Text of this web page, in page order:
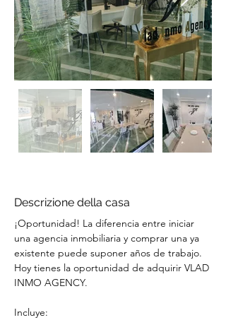
Descrizione della casa
¡Oportunidad! La diferencia entre iniciar
una agencia inmobiliaria y comprar una ya
existente puede suponer años de trabajo.
Hoy tienes la oportunidad de adquirir VLAD
INMO AGENCY.
Incluye: